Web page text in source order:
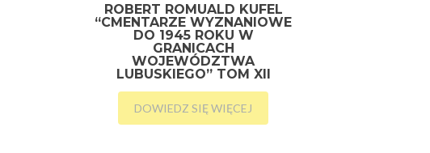
ROBERT ROMUALD KUFEL
“CMENTARZE WYZNANIOWE
DO 1945 ROKU W
GRANICACH
WOJEWÓDZTWA
LUBUSKIEGO” TOM XII
DOWIEDZ SIĘ WIĘCEJ